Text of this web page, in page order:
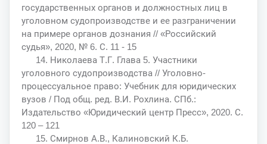
государственных органов и должностных лиц в
уголовном судопроизводстве и ее разграничении
на примере органов дознания // «Российский
судья», 2020, № 6. С. 11 - 15
14. Николаева Т.Г. Глава 5. Участники
уголовного судопроизводства // Уголовно-
процессуальное право: Учебник для юридических
вузов / Под общ. ред. В.И. Рохлина. СПб.:
Издательство «Юридический центр Пресс», 2020. С.
120 – 121
15. Смирнов А.В., Калиновский К.Б.